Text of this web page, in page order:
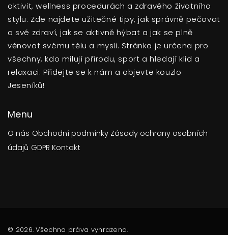
aktivit, wellness procedurách a zdravého životního
stylu. Zde najdete užitečné tipy, jak správně pečovat
o své zdraví, jak se aktivně hýbat a jak se plně
věnovat svému tělu a mysli. Stránka je určena pro
všechny, kdo milují přírodu, sport a hledají klid a
relaxaci. Přidejte se k nám a objevte kouzlo
Jeseníků!
Menu
O nás Obchodní podmínky Zásady ochrany osobních
údajů GDPR Kontakt
© 2026. Všechna práva vyhrazena.